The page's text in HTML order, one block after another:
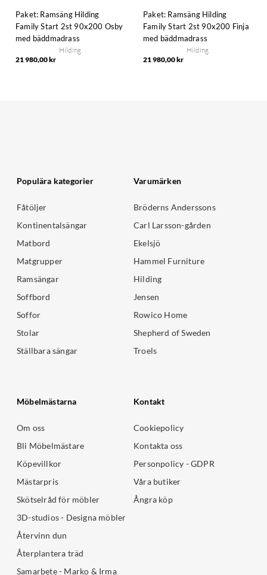
Paket: Ramsäng Hilding
Family Start 2st 90x200 Osby
med bäddmadrass
Hilding
21 980,00 kr
Paket: Ramsäng Hilding
Family Start 2st 90x200 Finja
med bäddmadrass
Hilding
21 980,00 kr
Populära kategorier
Fåtöljer
Kontinentalsängar
Matbord
Matgrupper
Ramsängar
Soffbord
Soffor
Stolar
Ställbara sängar
Varumärken
Bröderns Anderssons
Carl Larsson-gården
Ekelsjö
Hammel Furniture
Hilding
Jensen
Rowico Home
Shepherd of Sweden
Troels
Möbelmästarna
Om oss
Bli Möbelmästare
Köpevillkor
Mästarpris
Skötselråd för möbler
3D-studios - Designa möbler
Återvinn dun
Återplantera träd
Samarbete - Marko & Irma
Kontakt
Cookiepolicy
Kontakta oss
Personpolicy - GDPR
Våra butiker
Ångra köp